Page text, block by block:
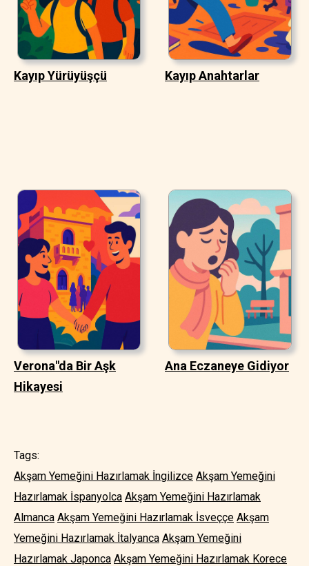
Kayıp Yürüyüşçü Kayıp Anahtarlar
Verona"da Bir Aşk
Hikayesi
Ana Eczaneye Gidiyor
Tags:
Akşam Yemeğini Hazırlamak İngilizce Akşam Yemeğini
Hazırlamak İspanyolca Akşam Yemeğini Hazırlamak
Almanca Akşam Yemeğini Hazırlamak İsveççe Akşam
Yemeğini Hazırlamak İtalyanca Akşam Yemeğini
Hazırlamak Japonca Akşam Yemeğini Hazırlamak Korece